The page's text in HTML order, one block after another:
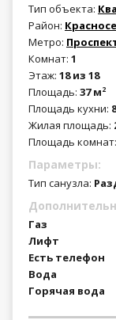
Тип объекта:
Район:
Метро:
Комнат: 1
Этаж: 18 из 18
Площадь: 37 м2
Площадь кухни:
Жилая площадь:
Площадь комнат:
Параметры:
Тип санузла:
Газ
Лифт
Есть телефон
Вода
Горячая вода